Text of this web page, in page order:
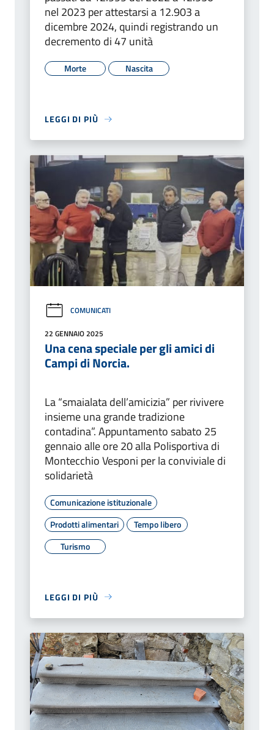
nel 2023 per attestarsi a 12.903 a
dicembre 2024, quindi registrando un
decremento di 47 unità
Morte Nascita
LEGGI DI PIÙ
COMUNICATI
22 GENNAIO 2025
Una cena speciale per gli amici di
Campi di Norcia.
La “smaialata dell’amicizia” per rivivere
insieme una grande tradizione
contadina”. Appuntamento sabato 25
gennaio alle ore 20 alla Polisportiva di
Montecchio Vesponi per la conviviale di
solidarietà
Comunicazione istituzionale
Prodotti alimentari
Tempo libero
Turismo
LEGGI DI PIÙ